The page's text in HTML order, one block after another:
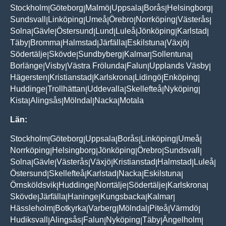
Stockholm Göteborg Malmö Uppsala Borås Helsingborg
Sundsvall
Linköping Umeå Örebro Norrköping Västerås
Solna Gävle Östersund Lund Luleå Jönköping Karlstad
Täby Bromma Halmstad Järfälla Eskilstuna Växjö
Södertälje Skövde Sundbyberg Kalmar Sollentuna
Borlänge Visby Västra Frölunda Falun Upplands Väsby
Hägersten Kristianstad Karlskrona Lidingö Enköping
Huddinge Trollhättan Uddevalla Skellefteå Nyköping
Kista Alingsås Mölndal Nacka Motala
Län:
Stockholm Göteborg Uppsala Borås Linköping Umeå
Norrköping Helsingborg Jönköping Örebro Sundsvall
Solna Gävle Västerås Växjö Kristianstad Halmstad Luleå
Östersund Skellefteå Karlstad Nacka Eskilstuna
Örnsköldsvik Huddinge Norrtälje Södertälje Karlskrona
Skövde Järfälla Haninge Kungsbacka Kalmar
Hässleholm Botkyrka Varberg Mölndal Piteå Värmdö
Hudiksvall
Alingsås Falun Nyköping Täby Ängelholm